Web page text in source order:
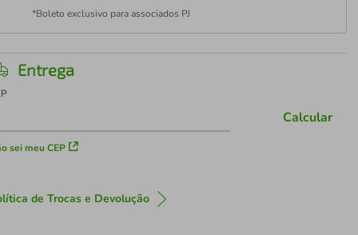
*Boleto exclusivo para associados PJ
Entrega
sei meu CEP
Calcular
de Trocas e Devolução